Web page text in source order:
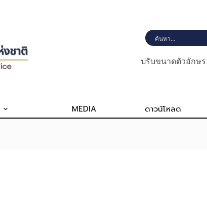
ปรับขนาดตัวอักษ
MEDIA ดาวน์โหลด